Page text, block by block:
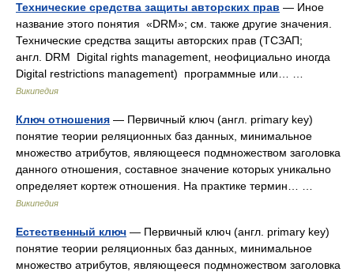
Технические средства защиты авторских прав — Иное
название этого понятия «DRM»; см. также другие значения.
Технические средства защиты авторских прав (ТСЗАП;
англ. DRM Digital rights management, неофициально иногда
Digital restrictions management) программные или… …
Википедия
Ключ отношения — Первичный ключ (англ. primary key)
понятие теории реляционных баз данных, минимальное
множество атрибутов, являющееся подмножеством заголовка
данного отношения, составное значение которых уникально
определяет кортеж отношения. На практике термин… …
Википедия
Естественный ключ — Первичный ключ (англ. primary key)
понятие теории реляционных баз данных, минимальное
множество атрибутов, являющееся подмножеством заголовка